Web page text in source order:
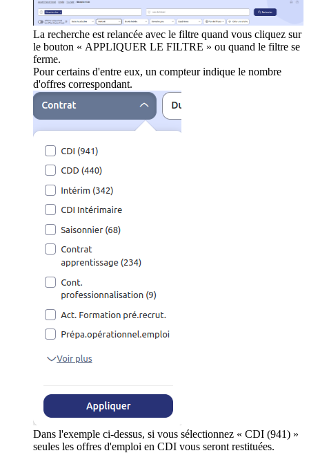
La recherche est relancée avec le filtre quand vous cliquez sur
le bouton « APPLIQUER LE FILTRE » ou quand le filtre se
ferme.
Pour certains d'entre eux, un compteur indique le nombre
d'offres correspondant.
Dans l'exemple ci-dessus, si vous sélectionnez « CDI (941) »
seules les offres d'emploi en CDI vous seront restituées.